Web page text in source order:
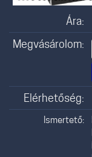
Ára:
Megvásárolom:
Elérhetőség:
Ismertető: